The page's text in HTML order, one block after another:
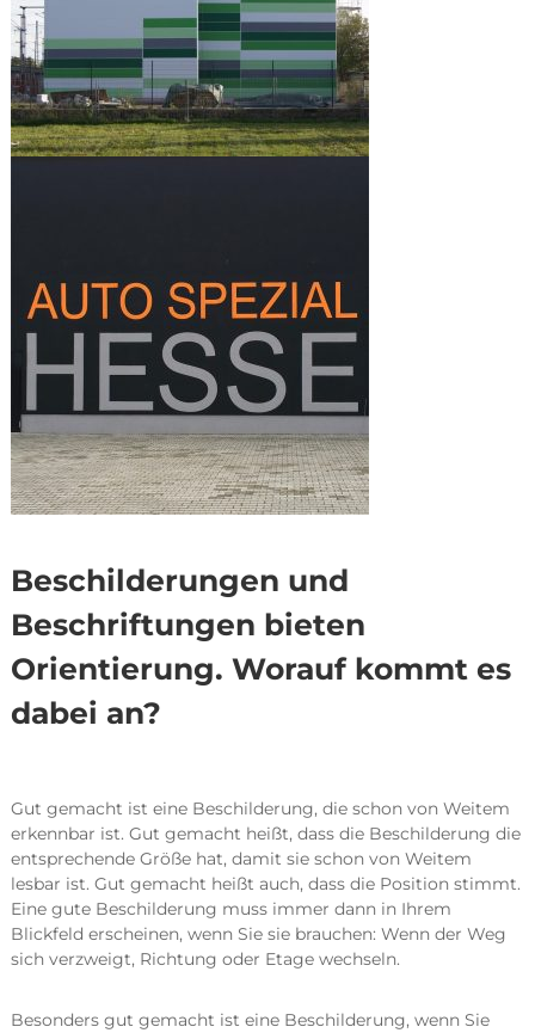
Beschilderungen und
Beschriftungen bieten
Orientierung. Worauf kommt es
dabei an?
Gut gemacht ist eine Beschilderung, die schon von Weitem
erkennbar ist. Gut gemacht heißt, dass die Beschilderung die
entsprechende Größe hat, damit sie schon von Weitem
lesbar ist. Gut gemacht heißt auch, dass die Position stimmt.
Eine gute Beschilderung muss immer dann in Ihrem
Blickfeld erscheinen, wenn Sie sie brauchen: Wenn der Weg
sich verzweigt, Richtung oder Etage wechseln.
Besonders gut gemacht ist eine Beschilderung, wenn Sie